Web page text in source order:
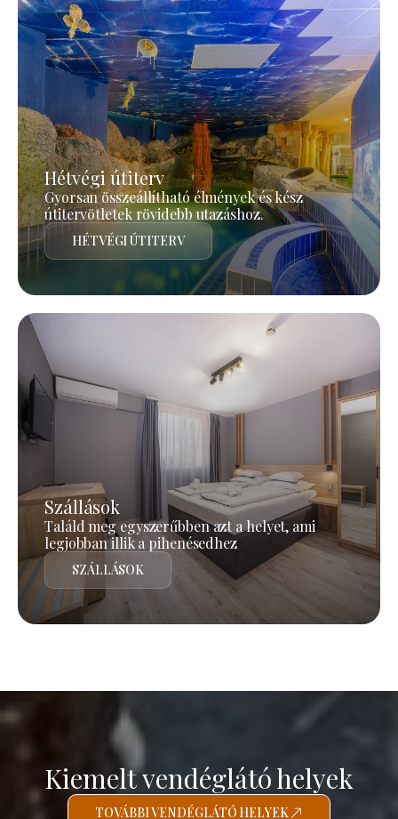
Hétvégi útiterv
Gyorsan összeállítható élmények és kész
útitervötletek rövidebb utazáshoz.
HÉTVÉGI ÚTITERV
Szállások
Találd meg egyszerűbben azt a helyet, ami
legjobban illik a pihenésedhez
SZÁLLÁSOK
Kiemelt vendéglátó helyek
TOVÁBBI VENDÉGLÁTÓ HELYEK